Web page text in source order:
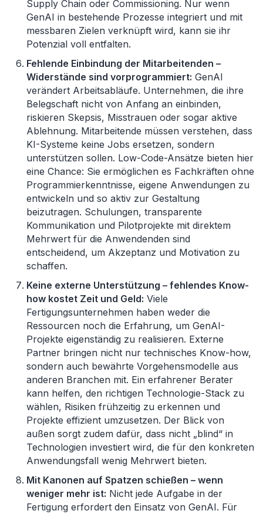
Supply Chain oder Commissioning. Nur wenn
GenAI in bestehende Prozesse integriert und mit
messbaren Zielen verknüpft wird, kann sie ihr
Potenzial voll entfalten.
Fehlende Einbindung der Mitarbeitenden –
Widerstände sind vorprogrammiert: GenAI
verändert Arbeitsabläufe. Unternehmen, die ihre
Belegschaft nicht von Anfang an einbinden,
riskieren Skepsis, Misstrauen oder sogar aktive
Ablehnung. Mitarbeitende müssen verstehen, dass
KI-Systeme keine Jobs ersetzen, sondern
unterstützen sollen. Low-Code-Ansätze bieten hier
eine Chance: Sie ermöglichen es Fachkräften ohne
Programmierkenntnisse, eigene Anwendungen zu
entwickeln und so aktiv zur Gestaltung
beizutragen. Schulungen, transparente
Kommunikation und Pilotprojekte mit direktem
Mehrwert für die Anwendenden sind
entscheidend, um Akzeptanz und Motivation zu
schaffen.
Keine externe Unterstützung – fehlendes Know-
how kostet Zeit und Geld: Viele
Fertigungsunternehmen haben weder die
Ressourcen noch die Erfahrung, um GenAI-
Projekte eigenständig zu realisieren. Externe
Partner bringen nicht nur technisches Know-how,
sondern auch bewährte Vorgehensmodelle aus
anderen Branchen mit. Ein erfahrener Berater
kann helfen, den richtigen Technologie-Stack zu
wählen, Risiken frühzeitig zu erkennen und
Projekte effizient umzusetzen. Der Blick von
außen sorgt zudem dafür, dass nicht „blind“ in
Technologien investiert wird, die für den konkreten
Anwendungsfall wenig Mehrwert bieten.
Mit Kanonen auf Spatzen schießen – wenn
weniger mehr ist: Nicht jede Aufgabe in der
Fertigung erfordert den Einsatz von GenAI. Für